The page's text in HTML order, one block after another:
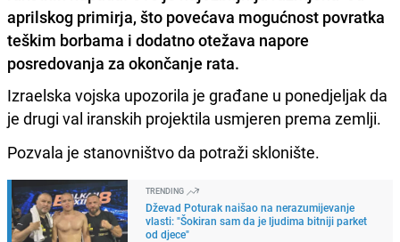
aprilskog primirja, što povećava mogućnost povratka
teškim borbama i dodatno otežava napore
posredovanja za okončanje rata.
Izraelska vojska upozorila je građane u ponedjeljak da
je drugi val iranskih projektila usmjeren prema zemlji.
Pozvala je stanovništvo da potraži sklonište.
TRENDING
Dževad Poturak naišao na nerazumijevanje
vlasti: "Šokiran sam da je ljudima bitniji parket
od djece"